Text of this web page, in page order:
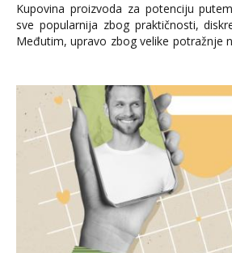
Kupovina proizvoda za potenciju
sve popularnija zbog praktičnosti,
Međutim, upravo zbog velike potražnje
i brojni krivotvoreni proizvodi,